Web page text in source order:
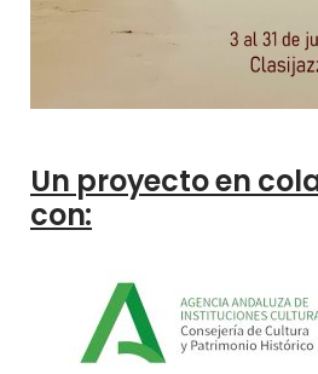
Un proyecto en
con: